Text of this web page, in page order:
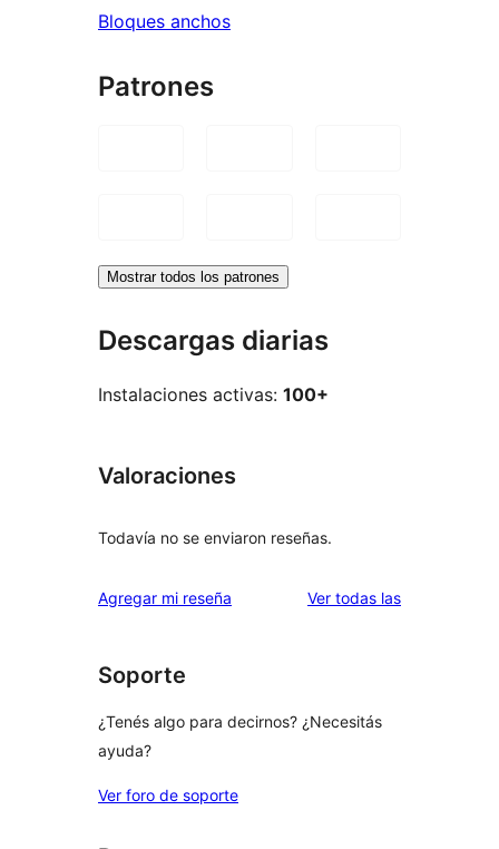
Bloques anchos
Patrones
Mostrar todos los patrones
Descargas diarias
Instalaciones activas: 100+
Valoraciones
Todavía no se enviaron reseñas.
Agregar mi reseña Ver todas lasreseñas
Soporte
¿Tenés algo para decirnos? ¿Necesitás
ayuda?
Ver foro de soporte